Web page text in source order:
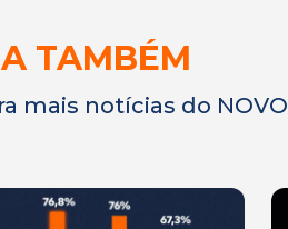
TAMBÉM
mais notícias do NOVO